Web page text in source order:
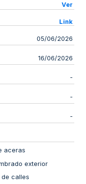
Ver
Link
05/06/2026
16/06/2026
-
-
-
aceras
exterior
de calles